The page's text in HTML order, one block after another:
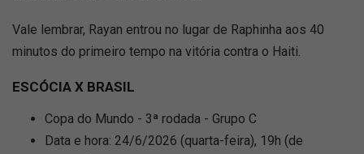
Vale lembrar, Rayan entrou no lugar de Raphinha aos 40
minutos do primeiro tempo na vitória contra o Haiti.
ESCÓCIA X BRASIL
Copa do Mundo - 3ª rodada - Grupo C
Data e hora: 24/6/2026 (quarta-feira), 19h (de